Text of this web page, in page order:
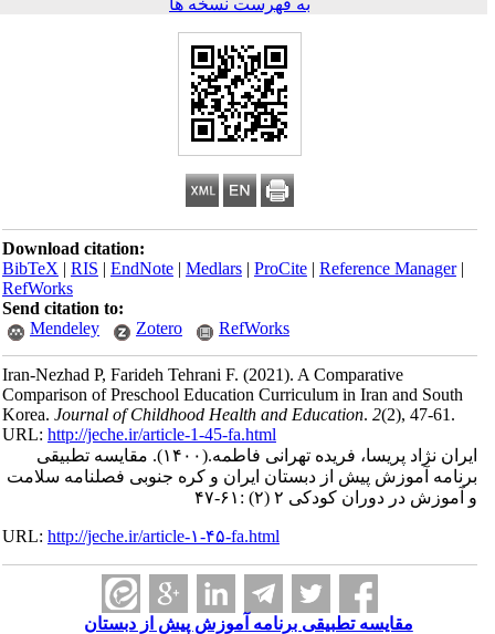
به فهرست نسخه ها
Download citation:
BibTeX|RIS|EndNote|Medlars|ProCite|Reference Manager
RefWorks
Send citation to:
Mendeley
Zotero RefWorks
Iran-Nezhad P, Farideh Tehrani F.(2021).A Comparative
Comparison of Preschool Education Curriculum in Iran and South
Korea.Journal of Childhood Health and Education.2(2), 47-61.
URL:http://jeche.ir/article-1-45-fa.html
ایران نژاد پریسا، فریده تهرانی فاطمه.(۱۴۰۰).
مقایسه تطبیقی
برنامه آموزش پیش از دبستان ایران و کره جنوبی فصلنامه سلامت
و آموزش در دوران کودکی ۲ (۲) :۶۱-۴۷
URL:http://jeche.ir/article-۱-۴۵-fa.html
مقایسه تطبیقی برنامه آموزش پیش از دبستان